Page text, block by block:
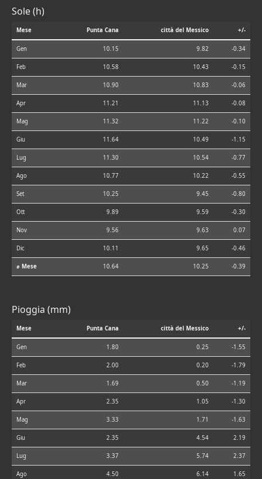
Sole (h)
Mese Punta Cana città del Messico +/-
Gen 10.15 9.82 -0.34
Feb 10.58 10.43 -0.15
Mar 10.90 10.83 -0.06
Apr 11.21 11.13 -0.08
Mag 11.32 11.22 -0.10
Giu 11.64 10.49 -1.15
Lug 11.30 10.54 -0.77
Ago 10.77 10.22 -0.55
Set 10.25 9.45 -0.80
Ott 9.89 9.59 -0.30
Nov 9.56 9.63 0.07
Dic 10.11 9.65 -0.46
⌀ Mese 10.64 10.25 -0.39
Pioggia (mm)
Mese Punta Cana città del Messico +/-
Gen 1.80 0.25 -1.55
Feb 2.00 0.20 -1.79
Mar 1.69 0.50 -1.19
Apr 2.35 1.05 -1.30
Mag 3.33 1.71 -1.63
Giu 2.35 4.54 2.19
Lug 3.37 5.74 2.37
Ago 4.50 6.14 1.65